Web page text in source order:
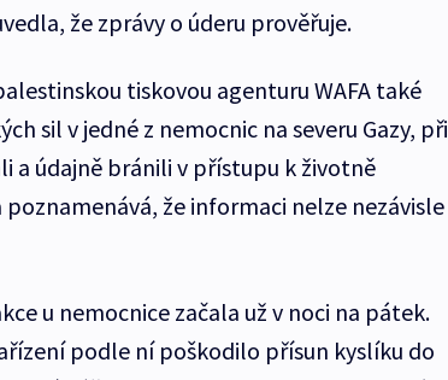
že zprávy o úderu prověřuje.
tiskovou agenturu WAFA také
sil v jedné z nemocnic na severu Gazy, při
a údajně bránili v přístupu k životně
že informaci nelze nezávisle
u nemocnice začala už v noci na pátek.
podle ní poškodilo přísun kyslíku do